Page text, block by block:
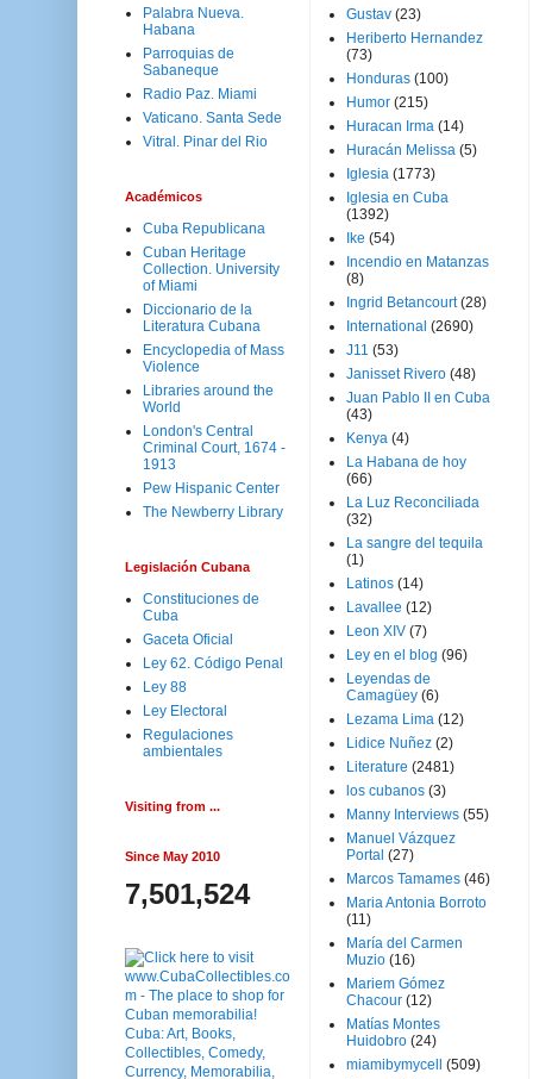
Palabra Nueva.
Habana
Parroquias de
Sabaneque
Radio Paz. Miami
Vaticano. Santa Sede
Vitral. Pinar del Rio
Académicos
Cuba Republicana
Cuban Heritage
Collection. University
of Miami
Diccionario de la
Literatura Cubana
Encyclopedia of Mass
Violence
Libraries around the
World
London's Central
Criminal Court, 1674 -
1913
Pew Hispanic Center
The Newberry Library
Legislación Cubana
Constituciones de
Cuba
Gaceta Oficial
Ley 62. Código Penal
Ley 88
Ley Electoral
Regulaciones
ambientales
Visiting from ...
Since May 2010
7,501,524
Gustav (23)
Heriberto Hernandez
(73)
Honduras (100)
Humor (215)
Huracan Irma (14)
Huracán Melissa (5)
Iglesia (1773)
Iglesia en Cuba
(1392)
Ike (54)
Incendio en Matanzas
(8)
Ingrid Betancourt (28)
International (2690)
J11 (53)
Janisset Rivero (48)
Juan Pablo II en Cuba
(43)
Kenya (4)
La Habana de hoy
(66)
La Luz Reconciliada
(32)
La sangre del tequila
(1)
Latinos (14)
Lavallee (12)
Leon XIV (7)
Ley en el blog (96)
Leyendas de
Camagüey (6)
Lezama Lima (12)
Lidice Nuñez (2)
Literature (2481)
los cubanos (3)
Manny Interviews (55)
Manuel Vázquez
Portal (27)
Marcos Tamames (46)
Maria Antonia Borroto
(11)
María del Carmen
Muzio (16)
Mariem Gómez
Chacour (12)
Matías Montes
Huidobro (24)
miamibymycell
(509)